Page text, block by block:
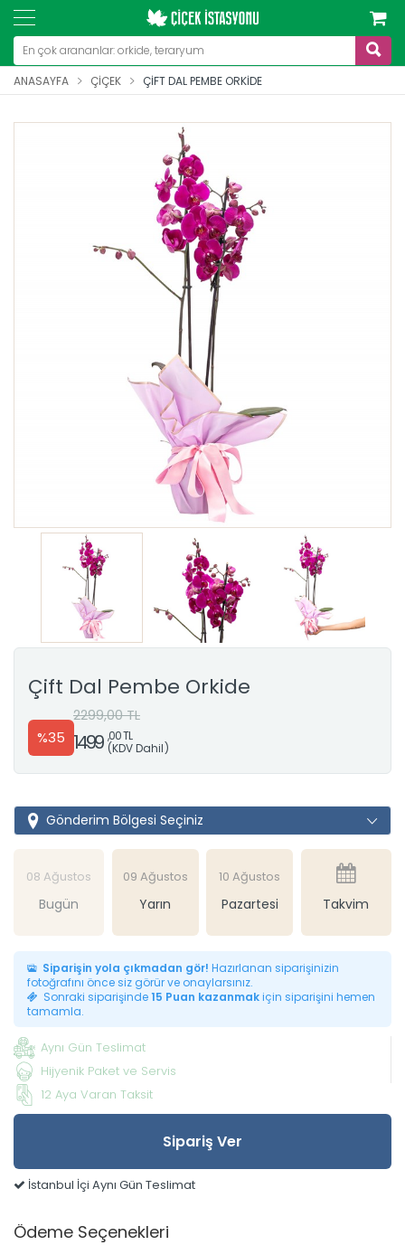
ANASAYFA ÇIÇEK ÇIFT DAL PEMBE ORKIDE
Çift Dal Pembe Orkide
%35
2299,00 TL
1499 ,00 TL
(KDV Dahil)
Gönderim Bölgesi Seçiniz
08 Ağustos
Bugün
09 Ağustos
Yarın
10 Ağustos
Pazartesi Takvim
Siparişin yola çıkmadan gör! Hazırlanan siparişinizin
fotoğrafını önce siz görür ve onaylarsınız.
Sonraki siparişinde15 Puan kazanmakiçin siparişini hemen
tamamla.
Aynı Gün Teslimat
Hijyenik Paket ve Servis
12 Aya Varan Taksit
Sipariş Ver
İstanbul İçi Aynı Gün Teslimat
Ödeme Seçenekleri